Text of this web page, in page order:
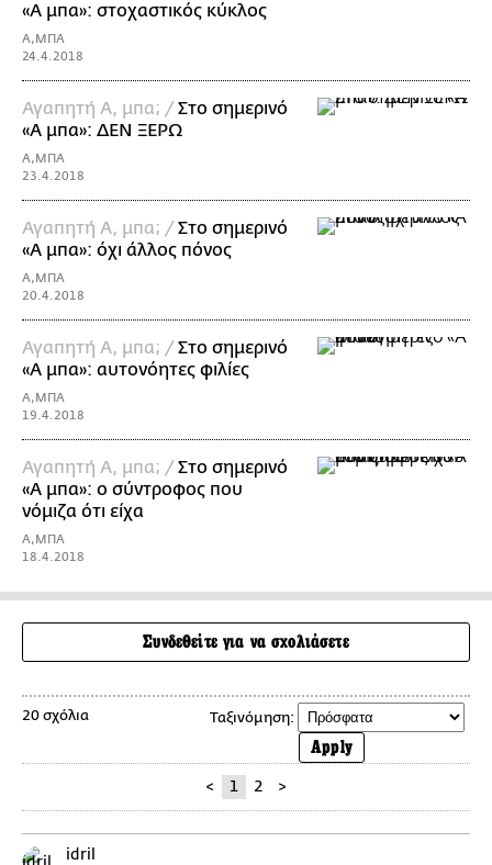
«Α μπα»: στοχαστικός κύκλος
Α,ΜΠΑ
24.4.2018
Αγαπητή Α, μπα; /Στο σημερινό
«Α μπα»: ΔΕΝ ΞΕΡΩ
Α,ΜΠΑ
23.4.2018
Αγαπητή Α, μπα; /Στο σημερινό
«Α μπα»: όχι άλλος πόνος
Α,ΜΠΑ
20.4.2018
Αγαπητή Α, μπα; /Στο σημερινό
«Α μπα»: αυτονόητες φιλίες
Α,ΜΠΑ
19.4.2018
Αγαπητή Α, μπα; /Στο σημερινό
«Α μπα»: ο σύντροφος που
νόμιζα ότι είχα
Α,ΜΠΑ
18.4.2018
Συνδεθείτε για να σχολιάσετε
20 σχόλια Ταξινόμηση:
Apply
< 1 2 >
idril